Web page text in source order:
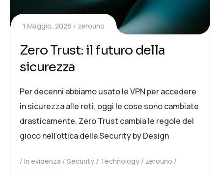
1 Maggio, 2026 zerouno
Zero Trust: il futuro della
sicurezza
Per decenni abbiamo usato le VPN per accedere
in sicurezza alle reti, oggi le cose sono cambiate
drasticamente, Zero Trust cambia le regole del
gioco nell’ottica della Security by Design
In evidenza Security Technology zerouno